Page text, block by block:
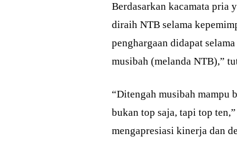
Berdasarkan kacamata pria
diraih NTB selama
penghargaan didapat
musibah (melanda NTB),”
“Ditengah musibah mampu
bukan top saja, tapi top
mengapresiasi kinerja dan